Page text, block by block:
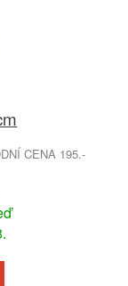
CENA 195.-